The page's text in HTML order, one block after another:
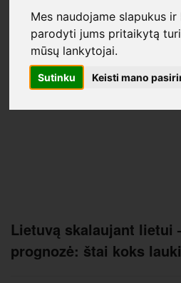
Mes naudojame slapukus
parodyti jums pritaikytą
mūsų lankytojai.
Sutinku Keisti mano
Lietuvą skalaujant lietui
prognozė: štai koks